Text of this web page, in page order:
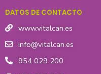
a
g
r
a
m
b
o
o
k
-
i
DATOS DE CONTACTO
www.vitalcan.es
info@vitalcan.es
954 029 200